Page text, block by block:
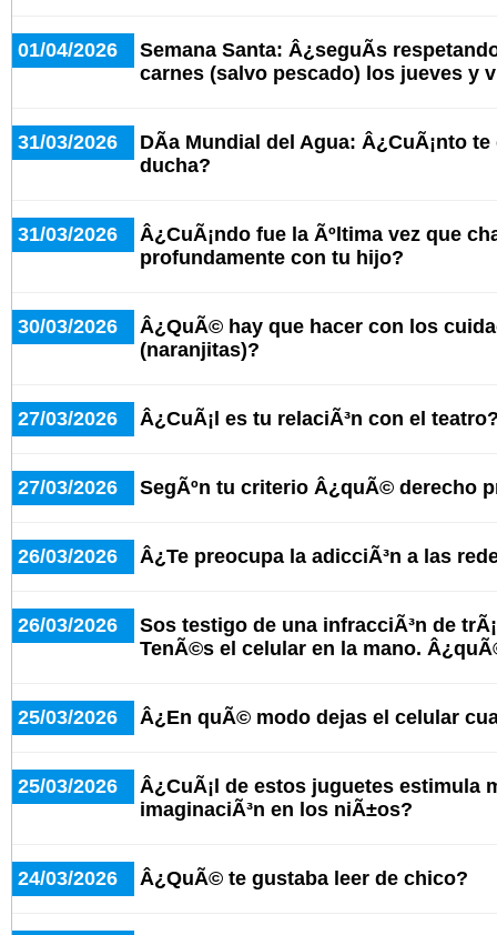
01/04/2026
Semana Santa: Â¿seguÃ­s
carnes (salvo pescado) los jueves y
31/03/2026
DÃ­a Mundial del Agua: Â¿CuÃ¡nto te
ducha?
31/03/2026
Â¿CuÃ¡ndo fue la Ãºltima vez que
profundamente con tu hijo?
30/03/2026
Â¿QuÃ© hay que hacer con los
(naranjitas)?
27/03/2026 Â¿CuÃ¡l es tu relaciÃ³n con el
27/03/2026 SegÃºn tu criterio Â¿quÃ© derecho
26/03/2026 Â¿Te preocupa la adicciÃ³n a las
26/03/2026
Sos testigo de una infracciÃ³n de
TenÃ©s el celular en la mano.
25/03/2026 Â¿En quÃ© modo dejas el celular
25/03/2026
Â¿CuÃ¡l de estos juguetes estimula
imaginaciÃ³n en los niÃ±os?
24/03/2026 Â¿QuÃ© te gustaba leer de chico?